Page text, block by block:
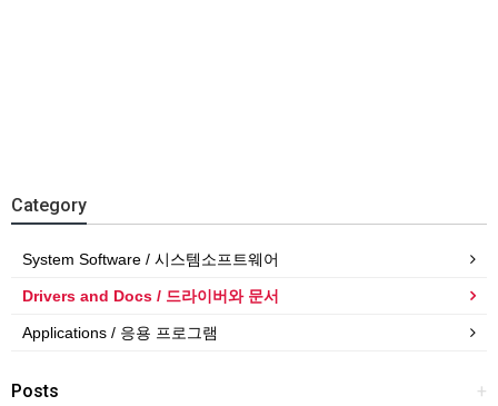
Category
System Software / 시스템소프트웨어
Drivers and Docs / 드라이버와 문서
Applications / 응용 프로그램
+
Posts